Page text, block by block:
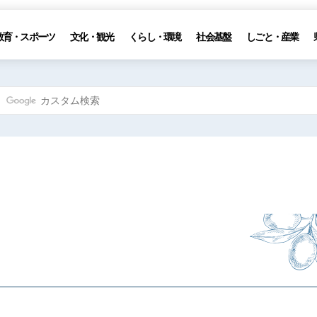
育・スポーツ 文化・観光 くらし・環境 社会基盤 しごと・産業